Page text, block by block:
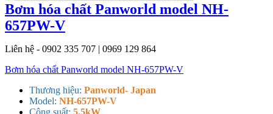
Bơm hóa chất Panworld model NH-
657PW-V
Liên hệ - 0902 335 707 | 0969 129 864
Bơm hóa chất Panworld model NH-657PW-V
Thương hiệu: Panworld- Japan
Model: NH-657PW-V
Công suất: 5.5kW